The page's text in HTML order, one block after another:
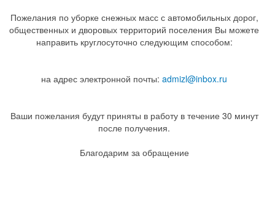
Пожелания по уборке снежных масс с автомобильных дорог,
общественных и дворовых территорий поселения Вы можете
направить круглосуточно следующим способом:
на адрес электронной почты: admizl@inbox.ru
Ваши пожелания будут приняты в работу в течение 30 минут
после получения.
Благодарим за обращение